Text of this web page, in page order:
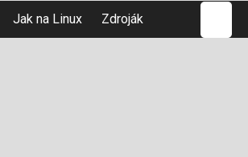
Jak na Linux Zdroják